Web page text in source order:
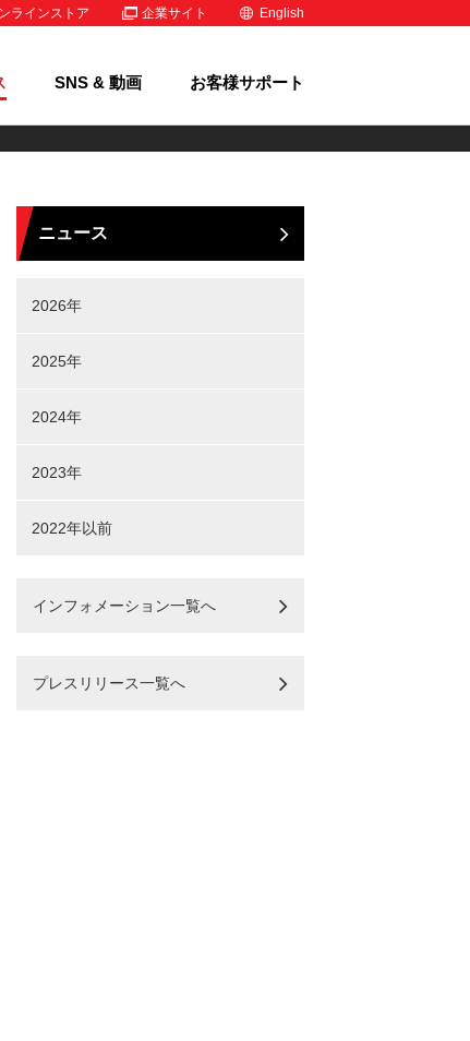
ラインストア 企業サイト English
SNS & 動画 お客様サポート
ニュース
2026年
2025年
2024年
2023年
2022年以前
インフォメーション一覧へ
プレスリリース一覧へ